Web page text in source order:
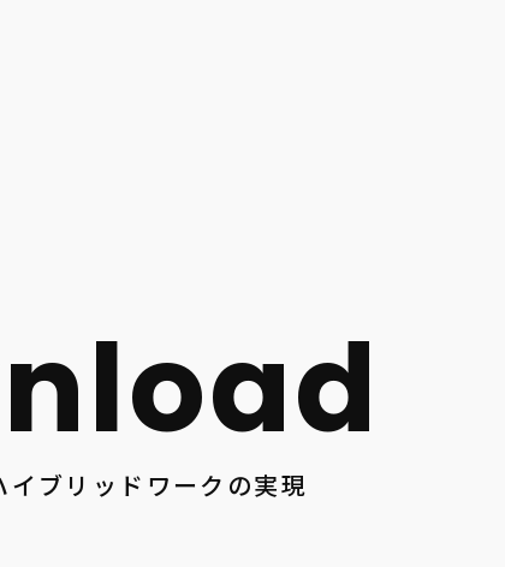
イブリッドワークの実現